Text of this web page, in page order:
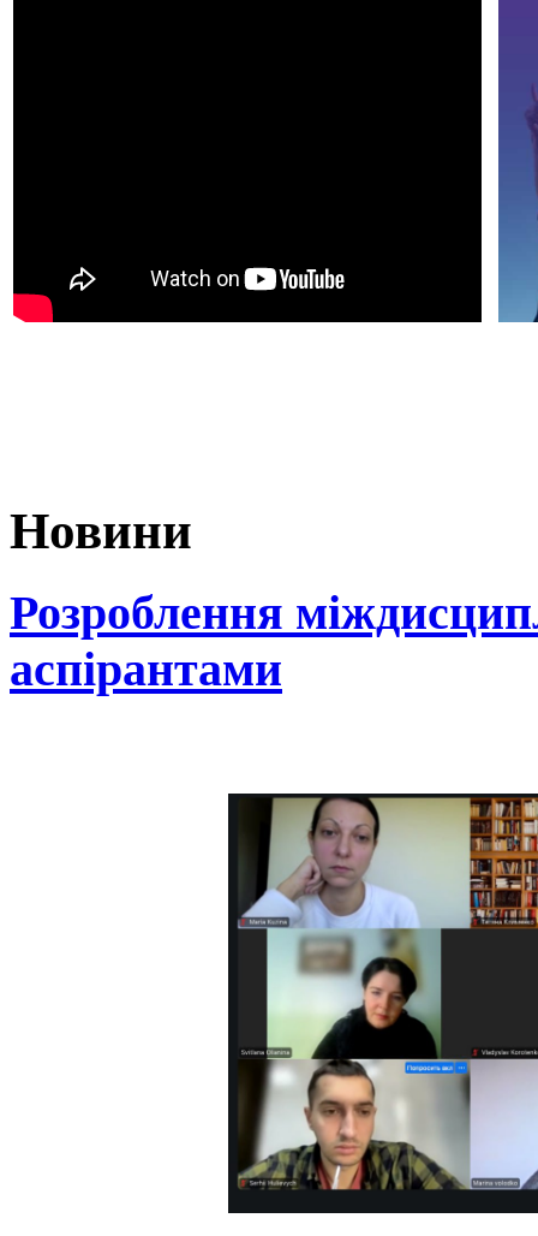
Новини
Розроблення
аспірантами